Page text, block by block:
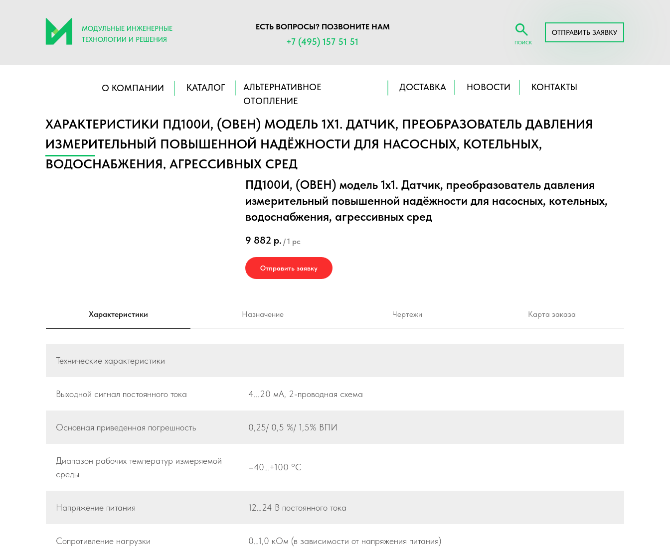
+7 (495) 157 51 51
МОДУЛЬНЫЕ ИНЖЕНЕРНЫЕ
ТЕХНОЛОГИИ И РЕШЕНИЯ
ПОИСК
ЕСТЬ ВОПРОСЫ? ПОЗВОНИТЕ НАМ
ОТПРАВИТЬ ЗАЯВКУ
КОНТАКТЫ
О КОМПАНИИ КАТАЛОГ
АЛЬТЕРНАТИВНОЕ
ОТОПЛЕНИЕ
ДОСТАВКА НОВОСТИ
ХАРАКТЕРИСТИКИ ПД100И, (ОВЕН) МОДЕЛЬ 1Х1. ДАТЧИК, ПРЕОБРАЗОВАТЕЛЬ ДАВЛЕНИЯ
ИЗМЕРИТЕЛЬНЫЙ ПОВЫШЕННОЙ НАДЁЖНОСТИ ДЛЯ НАСОСНЫХ, КОТЕЛЬНЫХ,
ВОДОСНАБЖЕНИЯ, АГРЕССИВНЫХ СРЕД
ПД100И, (ОВЕН) модель 1х1. Датчик, преобразователь давления
измерительный повышенной надёжности для насосных, котельных,
водоснабжения, агрессивных сред
9 882 р. /1 pc
Отправить заявку
Характеристики Назначение Чертежи Карта заказа
Технические характеристики
Выходной сигнал постоянного тока 4...20 мА, 2-проводная схема
Основная приведенная погрешность 0,25/ 0,5 %/ 1,5% ВПИ
Диапазон рабочих температур измеряемой
среды
–40…+100 °С
Напряжение питания 12…24 В постоянного тока
Сопротивление нагрузки 0…1,0 кОм (в зависимости от напряжения питания)